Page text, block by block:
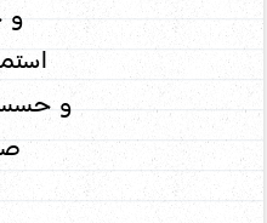
و
و